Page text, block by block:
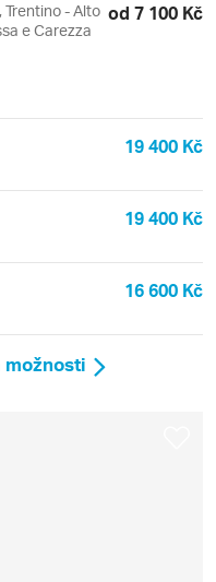
Trentino - Alto
e Carezza
od 7 100 Kč
19 400 Kč
19 400 Kč
16 600 Kč